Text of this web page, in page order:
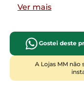
os traços
carvão ativado para
ambiente. Para
coifa de 60 ou 70
indicado coifa de 75,
de 6 bocas é
Ver mais
Gostei deste
A Lojas MM não